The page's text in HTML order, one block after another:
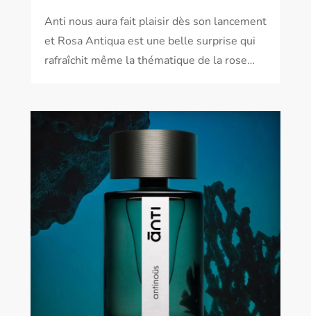
Anti nous aura fait plaisir dès son lancement
et Rosa Antiqua est une belle surprise qui
rafraîchit même la thématique de la rose…